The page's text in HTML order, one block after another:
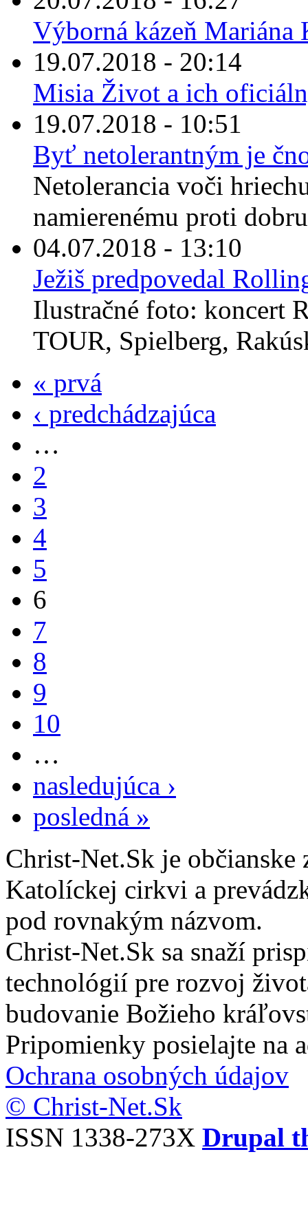
Výborná kázeň
19.07.2018 - 20:14
Misia Život a ich
19.07.2018 - 10:51
Byť netolerantným je
Netolerancia voči
namierenému proti
04.07.2018 - 13:10
Ježiš predpovedal
Ilustračné foto: koncert
TOUR, Spielberg,
« prvá
‹ predchádzajúca
…
2
3
4
5
6
7
8
9
10
…
nasledujúca ›
posledná »
Christ-Net.Sk je
Katolíckej cirkvi a
pod rovnakým názvom.
Christ-Net.Sk sa snaží
technológií pre rozvoj
budovanie Božieho
Pripomienky posielajte na
Ochrana osobných údajov
© Christ-Net.Sk
ISSN 1338-273X Drupal